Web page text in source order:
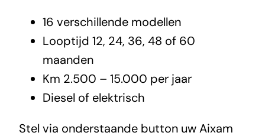
16 verschillende modellen
Looptijd 12, 24, 36, 48 of 60
maanden
Km 2.500 – 15.000 per jaar
Diesel of elektrisch
Stel via onderstaande button uw Aixam